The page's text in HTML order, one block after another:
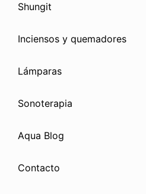
Shungit
Inciensos y quemadores
Lámparas
Sonoterapia
Aqua Blog
Contacto